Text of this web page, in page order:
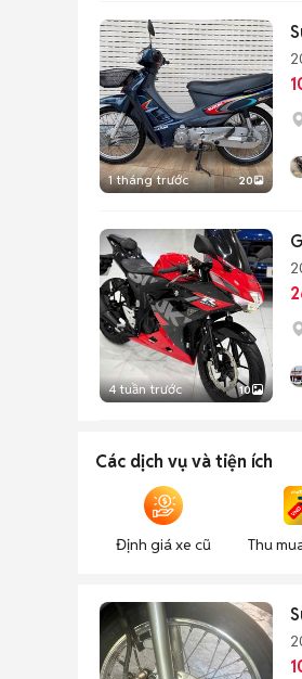
1 tháng trước 20
4 tuần trước 10
Các dịch vụ và tiện ích
Định giá xe cũ Thu